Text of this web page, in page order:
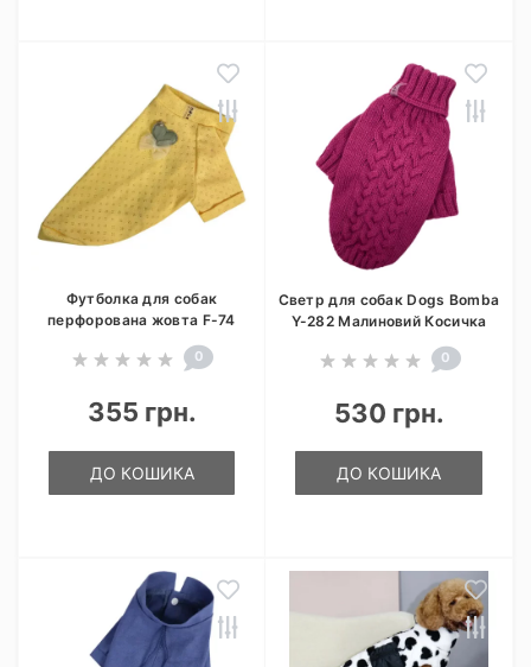
Футболка для собак
перфорована жовта F-74
0
355 грн.
ДО КОШИКА
Светр для собак Dogs Bomba
Y-282 Малиновий Косичка
0
530 грн.
ДО КОШИКА